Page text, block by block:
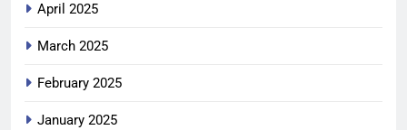
April 2025
March 2025
February 2025
January 2025